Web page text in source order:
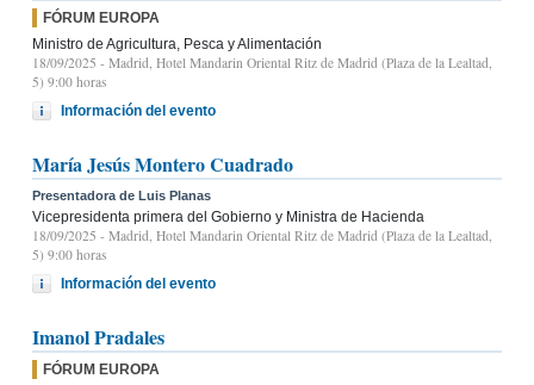
FÓRUM EUROPA
Ministro de Agricultura, Pesca y Alimentación
18/09/2025 - Madrid, Hotel Mandarin Oriental Ritz de Madrid (Plaza de la Lealtad,
5) 9:00 horas
Información del evento
María Jesús Montero Cuadrado
Presentadora de Luis Planas
Vicepresidenta primera del Gobierno y Ministra de Hacienda
18/09/2025 - Madrid, Hotel Mandarin Oriental Ritz de Madrid (Plaza de la Lealtad,
5) 9:00 horas
Información del evento
Imanol Pradales
FÓRUM EUROPA